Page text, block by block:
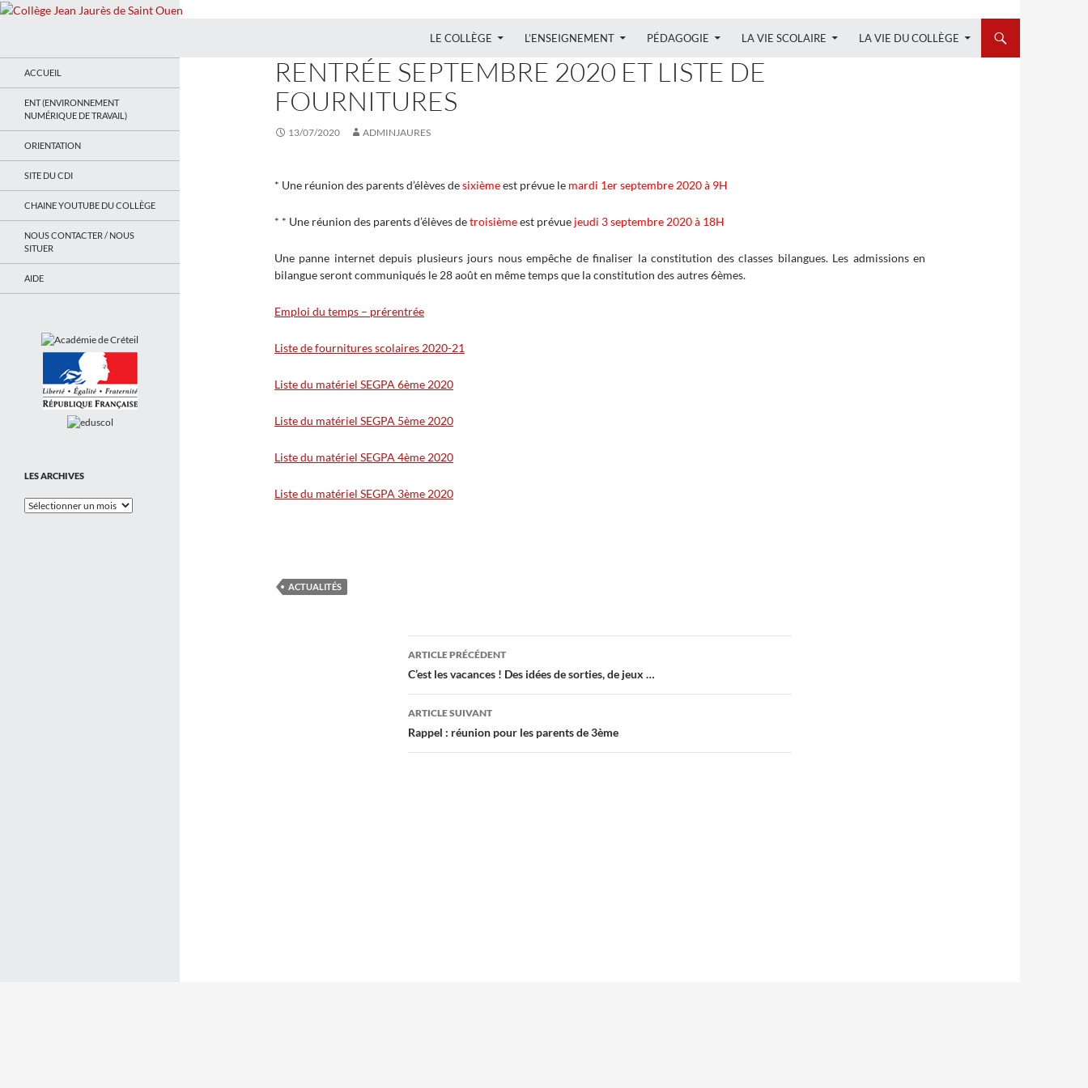
LE COLLÈGE L’ENSEIGNEMENT PÉDAGOGIE LA VIE SCOLAIRE LA VIE DU COLLÈGE
RENTRÉE SEPTEMBRE 2020 ET LISTE DE
FOURNITURES
13/07/2020 ADMINJAURES
* Une réunion des parents d’élèves desixièmeest prévue le mardi 1er septembre 2020 à 9H
* * Une réunion des parents d’élèves detroisièmeest prévue jeudi 3 septembre 2020 à 18H
Une panne internet depuis plusieurs jours nous empêche de finaliser la constitution des classes bilangues. Les admissions en
bilangue seront communiqués le 28 août en même temps que la constitution des autres 6èmes.
Emploi du temps – prérentrée
Liste de fournitures scolaires 2020-21
Liste du matériel SEGPA 6ème 2020
Liste du matériel SEGPA 5ème 2020
Liste du matériel SEGPA 4ème 2020
Liste du matériel SEGPA 3ème 2020
ACTUALITÉS
Navigation
des
articles
ARTICLE PRÉCÉDENT
C’est les vacances ! Des idées de sorties, de jeux …
ARTICLE SUIVANT
Rappel : réunion pour les parents de 3ème
ACCUEIL
ENT (ENVIRONNEMENT
NUMÉRIQUE DE TRAVAIL)
ORIENTATION
SITE DU CDI
CHAINE YOUTUBE DU COLLÈGE
NOUS CONTACTER / NOUS
SITUER
AIDE
LES ARCHIVES
Les